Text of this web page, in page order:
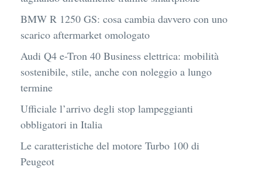
BMW R 1250 GS: cosa cambia davvero con uno
scarico aftermarket omologato
Audi Q4 e-Tron 40 Business elettrica: mobilità
sostenibile, stile, anche con noleggio a lungo
termine
Ufficiale l’arrivo degli stop lampeggianti
obbligatori in Italia
Le caratteristiche del motore Turbo 100 di
Peugeot